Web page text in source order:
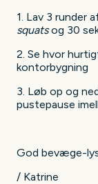
1. Lav 3 runder
squatsog 30
2. Se hvor
kontorbygning
3. Løb op og
pustepause
God bevæge-
/ Katrine